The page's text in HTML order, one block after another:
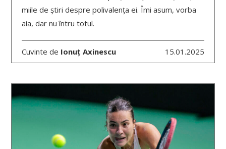
miile de știri despre polivalența ei. Îmi asum, vorba
aia, dar nu întru totul.
Cuvinte de Ionuț Axinescu 15.01.2025